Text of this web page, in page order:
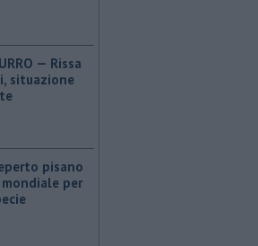
— Rissa
situazione
pisano
per